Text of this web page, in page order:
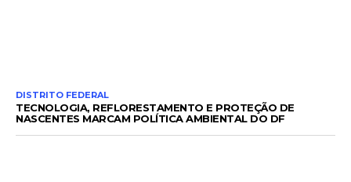
DISTRITO FEDERAL
TECNOLOGIA, REFLORESTAMENTO E PROTEÇÃO DE
NASCENTES MARCAM POLÍTICA AMBIENTAL DO DF